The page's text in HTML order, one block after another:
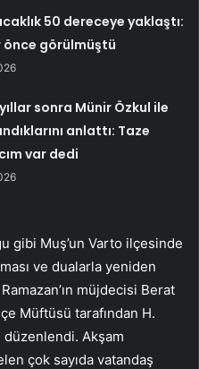
50 dereceye yaklaştı:
önce görülmüştü
sonra Münir Özkul ile
anlattı: Taze
var dedi
gibi Muş’un Varto ilçesinde
ve dualarla yeniden
müjdecisi Berat
Müftüsü tarafından H.
düzenlendi. Akşam
çok sayıda vatandaş